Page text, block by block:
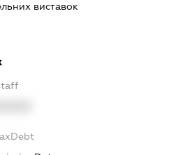
виставок